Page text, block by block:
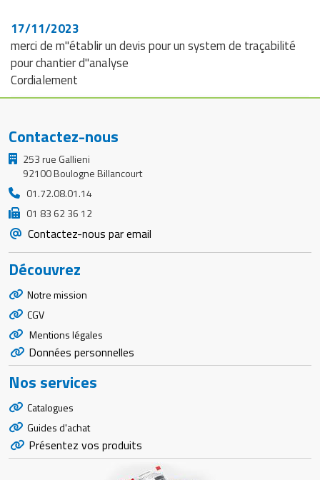
17/11/2023
merci de m"établir un devis pour un system de traçabilité
pour chantier d"analyse
Cordialement
Contactez-nous
253 rue Gallieni
92100 Boulogne Billancourt
01.72.08.01.14
01 83 62 36 12
Contactez-nous par email
Découvrez
Notre mission
CGV
Mentions légales
Données personnelles
Nos services
Catalogues
Guides d'achat
Présentez vos produits